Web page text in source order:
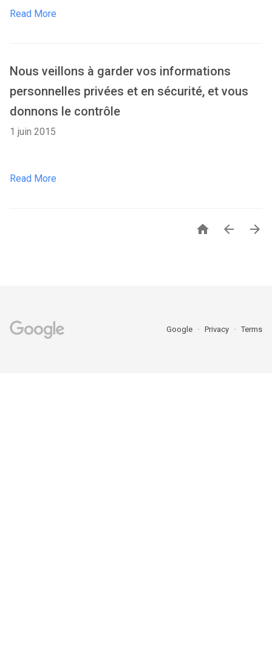
Read More
Nous veillons à garder vos informations
personnelles privées et en sécurité, et vous
donnons le contrôle
1 juin 2015
Read More
  
Google Privacy Terms